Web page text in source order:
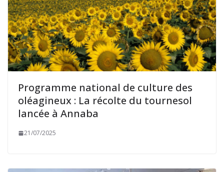
Programme national de culture des
oléagineux : La récolte du tournesol
lancée à Annaba
21/07/2025